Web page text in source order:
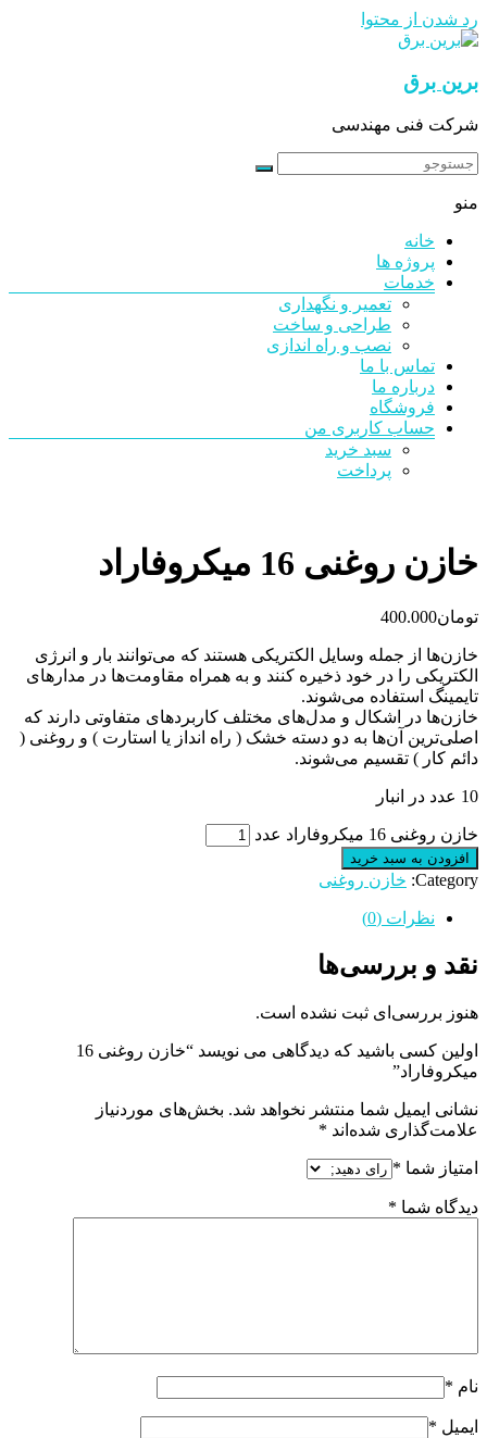
رد شدن از محتوا
برین برق
شرکت فنی مهندسی
منو
خانه
پروژه ها
خدمات
تعمیر و نگهداری
طراحی و ساخت
نصب و راه اندازی
تماس با ما
درباره ما
فروشگاه
حساب کاربری من
سبد خرید
پرداخت
خازن روغنی 16 میکروفاراد
تومان400.000
خازن‌ها از جمله وسایل الکتریکی هستند که می‌توانند بار و انرژی
الکتریکی را در خود ذخیره کنند و به همراه مقاومت‌ها در مدارهای
تایمینگ استفاده می‌شوند.
خازن‌ها در اشکال و مدل‌های مختلف کاربردهای متفاوتی دارند که
اصلی‌ترین آن‌ها به دو دسته خشک ( راه انداز یا استارت ) و روغنی (
دائم کار ) تقسیم می‌شوند.
10 عدد در انبار
خازن روغنی 16 میکروفاراد عدد
افزودن به سبد خرید
Category: خازن روغنی
نظرات (0)
نقد و بررسی‌ها
هنوز بررسی‌ای ثبت نشده است.
اولین کسی باشید که دیدگاهی می نویسد “خازن روغنی 16
میکروفاراد”
نشانی ایمیل شما منتشر نخواهد شد. بخش‌های موردنیاز
علامت‌گذاری شده‌اند *
امتیاز شما *
دیدگاه شما *
نام *
ایمیل *